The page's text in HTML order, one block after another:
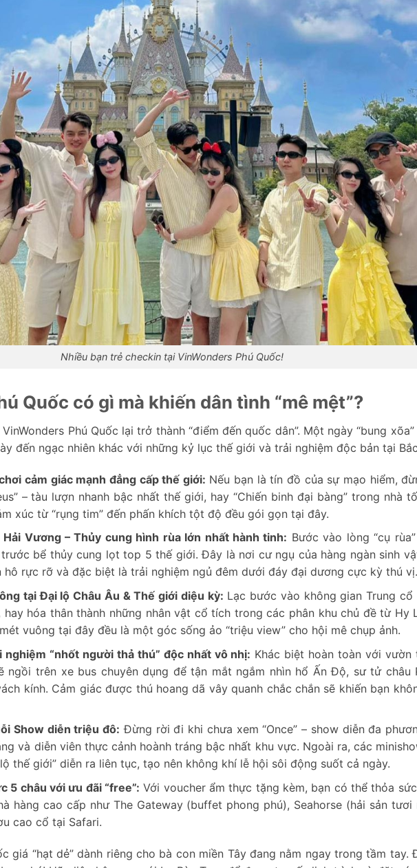
Nhiều bạn trẻ checkin tại VinWonders Phú Quốc!
Quốc có gì mà khiến dân tình “mê mệt”?
Phú Quốc lại trở thành “điểm đến quốc dân”. Một ngày “bung
đến ngạc nhiên khác với những kỷ lục thế giới và trải nghiệm độc bản tại
cảm giác mạnh đẳng cấp thế giới: Nếu bạn là tín đồ của sự mạo hiểm,
– tàu lượn nhanh bậc nhất thế giới, hay “Chiến binh đại bàng” trong nhà
xúc từ “rụng tim” đến phấn khích tột độ đều gói gọn tại đây.
Vương – Thủy cung hình rùa lớn nhất hành tinh: Bước vào lòng “cụ
bể thủy cung lọt top 5 thế giới. Đây là nơi cư ngụ của hàng ngàn sinh
hô rực rỡ và đặc biệt là trải nghiệm ngủ đêm dưới đáy đại dương cực kỳ thú vị.
tại Đại lộ Châu Âu & Thế giới diệu kỳ: Lạc bước vào không gian Trung cổ
hay hóa thân thành những nhân vật cổ tích trong các phân khu chủ đề từ Hy
vuông tại đây đều là một góc sống ảo “triệu view” cho hội mê chụp ảnh.
nghiệm “nhốt người thả thú” độc nhất vô nhị: Khác biệt hoàn toàn với vườn
ngồi trên xe bus chuyên dụng để tận mắt ngắm nhìn hổ Ấn Độ, sư tử châu
kính. Cảm giác được thú hoang dã vây quanh chắc chắn sẽ khiến bạn
Show diễn triệu đô: Đừng rời đi khi chưa xem “Once” – show diễn đa
và diễn viên thực cảnh hoành tráng bậc nhất khu vực. Ngoài ra, các
thế giới” diễn ra liên tục, tạo nên không khí lễ hội sôi động suốt cả ngày.
5 châu với ưu đãi “free”: Với voucher ẩm thực tặng kèm, bạn có thể thỏa
hàng cao cấp như The Gateway (buffet phong phú), Seahorse (hải sản tươi
cao cổ tại Safari.
giá “hạt dẻ” dành riêng cho bà con miền Tây đang nằm ngay trong tầm tay.